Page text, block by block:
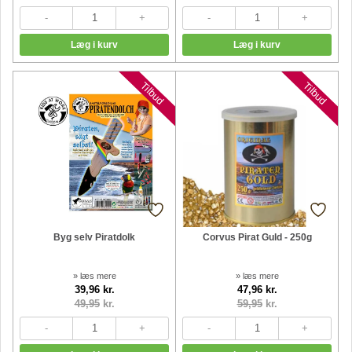
Byg selv Piratdolk
» læs mere
39,96 kr.
49,95kr.
Tilbud
Corvus Pirat Guld - 250g
» læs mere
47,96 kr.
59,95kr.
Tilbud